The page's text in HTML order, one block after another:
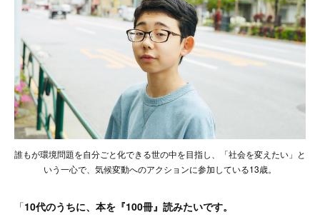
誰もが環境問題を自分ごと化できる世の中を目指し、「社会を変えたい」と
いう一心で、気候変動へのアクションに参加している13歳。
「10代のうちに、本を『100冊』読みたいです。